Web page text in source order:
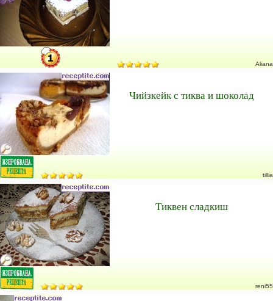
Aliana
Чийзкейк с тиква и шоколад
tillia
Тиквен сладкиш
reni55